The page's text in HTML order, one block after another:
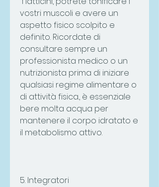
vostri muscoli e avere un
aspetto fisico scolpito e
definito. Ricordate di
consultare sempre un
professionista medico o un
nutrizionista prima di iniziare
qualsiasi regime alimentare o
di attività fisica., è essenziale
bere molta acqua per
mantenere il corpo idratato e
il metabolismo attivo.
5. Integratori